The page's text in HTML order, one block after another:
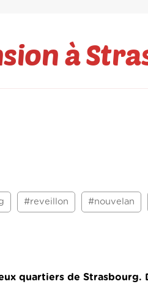
à
#reveillon #nouvelan
quartiers de